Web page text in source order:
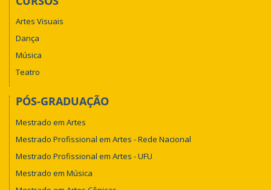
Artes Visuais
Dança
Música
Teatro
PÓS-GRADUAÇÃO
Mestrado em Artes
Mestrado Profissional em Artes - Rede Nacional
Mestrado Profissional em Artes - UFU
Mestrado em Música